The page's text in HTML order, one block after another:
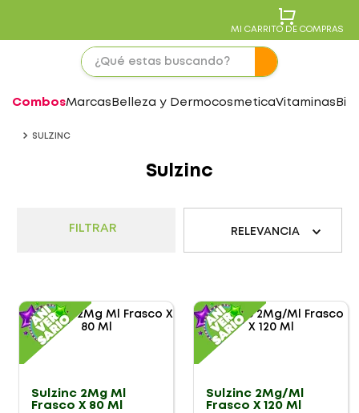
MI CARRITO DE COMPRAS
CombosMarcas Belleza y DermocosmeticaVitaminas
SULZINC
Sulzinc
FILTRAR RELEVANCIA
Sulzinc 2Mg Ml
Frasco X 80 Ml
Sulzinc 2Mg/Ml
Frasco X 120 Ml